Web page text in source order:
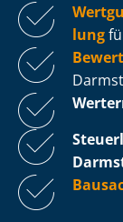
lung